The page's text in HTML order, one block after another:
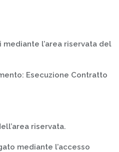
l’area riservata del
Esecuzione Contratto
riservata.
mediante l’accesso